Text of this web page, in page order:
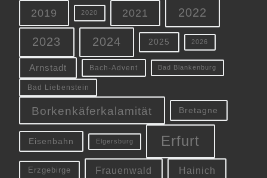
2019 2020 2021 2022
2023 2024 2025 2026
Arnstadt Bach-Advent Bad Blankenburg
Bad Liebenstein
Borkenkäferkalamität Bretagne
Eisenbahn Elgersburg Erfurt
Erzgebirge Frauenwald Hainich